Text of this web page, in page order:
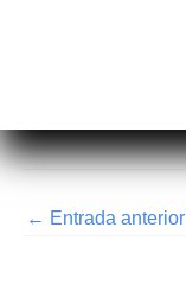
← Entrada anterior